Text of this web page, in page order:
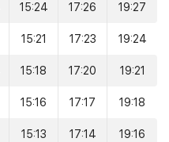
15:24 17:26 19:27
15:21 17:23 19:24
15:18 17:20 19:21
15:16 17:17 19:18
15:13 17:14 19:16